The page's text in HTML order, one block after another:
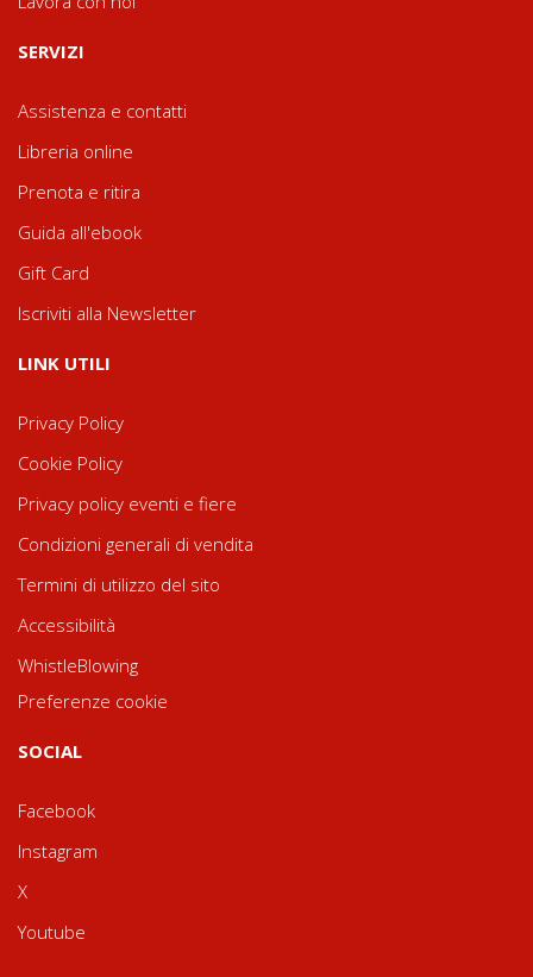
SERVIZI
Assistenza e contatti
Libreria online
Prenota e ritira
Guida all'ebook
Gift Card
Iscriviti alla Newsletter
LINK UTILI
Privacy Policy
Cookie Policy
Privacy policy eventi e fiere
Condizioni generali di vendita
Termini di utilizzo del sito
Accessibilità
WhistleBlowing
Preferenze cookie
SOCIAL
Facebook
Instagram
X
Youtube